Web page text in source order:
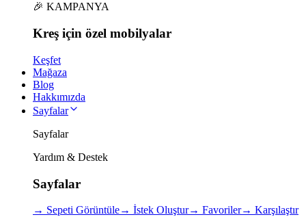
🎉 KAMPANYA
Kreş için özel mobilyalar
Keşfet
Mağaza
Blog
Hakkımızda
Sayfalar
Sayfalar
Yardım & Destek
Sayfalar
→ Sepeti Görüntüle→ İstek Oluştur→ Favoriler→ Karşılaştır